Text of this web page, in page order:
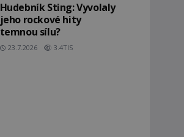
Hudebník Sting: Vyvolaly
jeho rockové hity
temnou sílu?
23.7.2026 3.4TIS